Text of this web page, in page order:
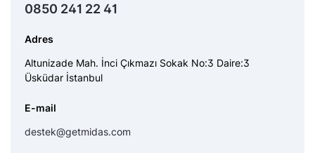
0850 241 22 41
Adres
Altunizade Mah. İnci Çıkmazı Sokak No:3 Daire:3
Üsküdar İstanbul
E-mail
destek@getmidas.com